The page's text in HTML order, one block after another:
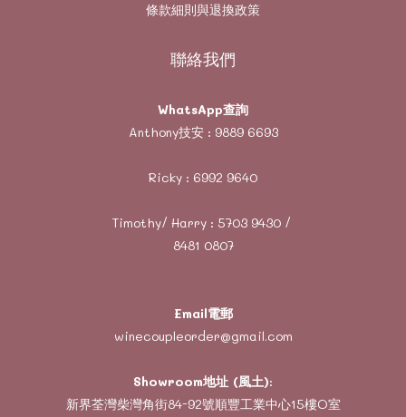
條款細則與退換政策
聯絡我們
WhatsApp查詢
Anthony技安 : 9889 6693
Ricky : 6992 9640
Timothy/ Harry : 5703 9430/
8481 0807
Email電郵
winecoupleorder@gmail.com
Showroom地址 (風土):
新界荃灣柴灣角街84-92號順豐工業中心15樓O室